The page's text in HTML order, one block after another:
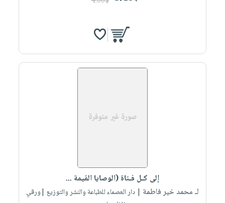
إلى كـل فـتاة (الوصايا القيمة ...
لـ محمد خير فاطمة | دار العصماء للطباعة والنشر والتوزيع |ورقي